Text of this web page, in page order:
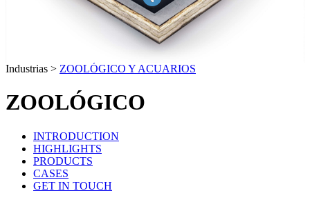
Industrias > ZOOLÓGICO Y ACUARIOS
ZOOLÓGICO
INTRODUCTION
HIGHLIGHTS
PRODUCTS
CASES
GET IN TOUCH